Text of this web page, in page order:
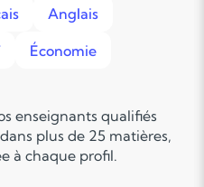
Anglais
Économie
enseignants qualifiés
plus de 25 matières,
à chaque profil.